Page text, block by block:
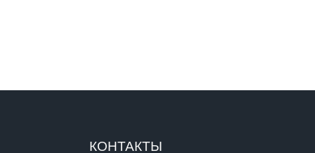
КОНТАКТЫ